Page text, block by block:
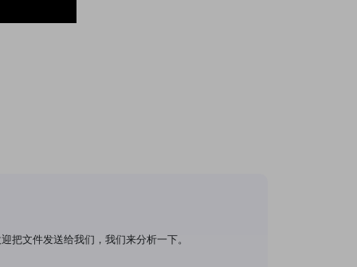
把文件发送给我们，我们来分析一下。